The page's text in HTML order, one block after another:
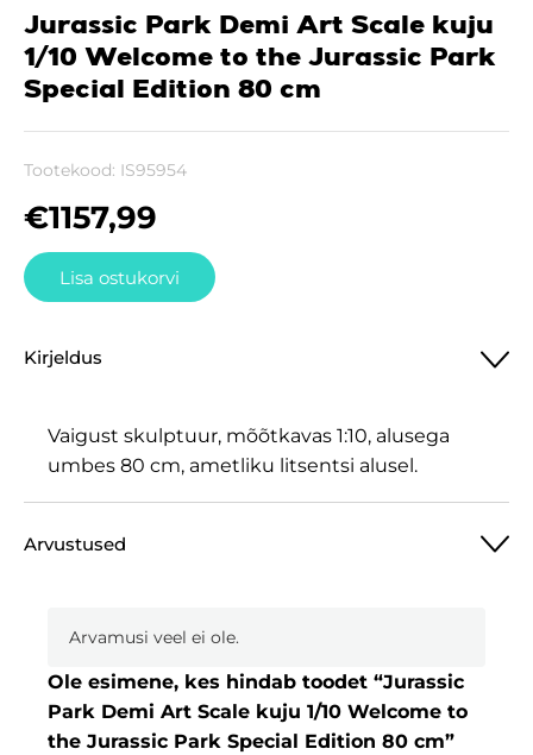
Jurassic Park Demi Art Scale kuju
1/10 Welcome to the Jurassic Park
Special Edition 80 cm
Tootekood: IS95954
€1157,99
Lisa ostukorvi
Kirjeldus
Vaigust skulptuur, mõõtkavas 1:10, alusega
umbes 80 cm, ametliku litsentsi alusel.
Arvustused
Arvamusi veel ei ole.
Ole esimene, kes hindab toodet “Jurassic
Park Demi Art Scale kuju 1/10 Welcome to
the Jurassic Park Special Edition 80 cm”